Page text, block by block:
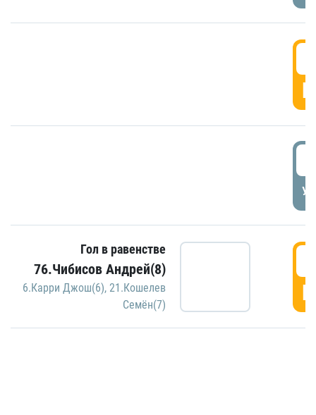
Гол в равенстве
76.Чибисов Андрей(8)
6.Карри Джош(6), 21.Кошелев
Семён(7)